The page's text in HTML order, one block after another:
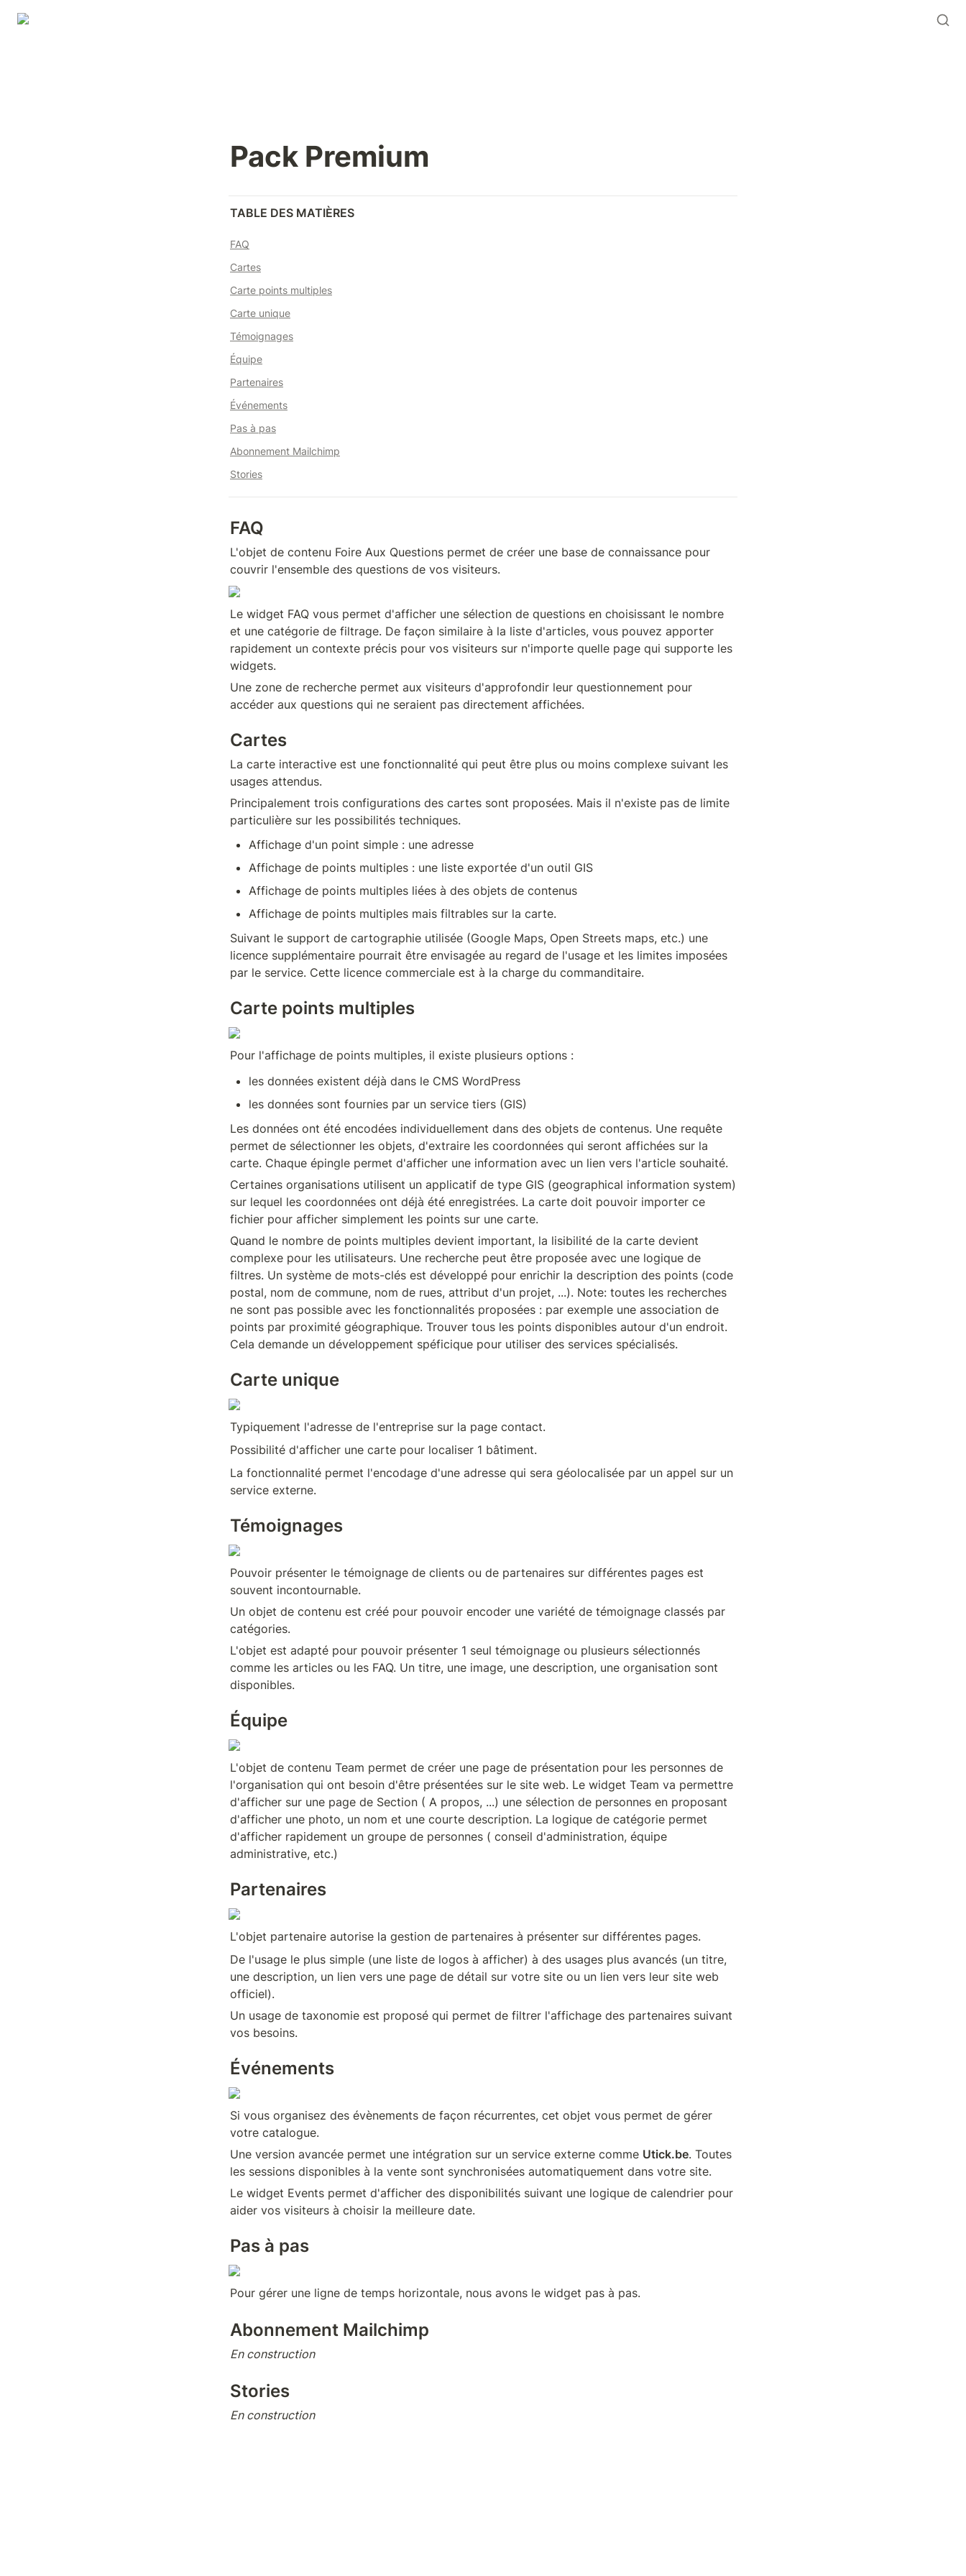
Pack Premium
TABLE DES MATIÈRES
FAQ
Cartes
Carte points multiples
Carte unique
Témoignages
Équipe
Partenaires
Événements
Pas à pas
Abonnement Mailchimp
Stories
FAQ
L'objet de contenu Foire Aux Questions permet de créer une base de connaissance pour
couvrir l'ensemble des questions de vos visiteurs.
Le widget FAQ vous permet d'afficher une sélection de questions en choisissant le nombre
et une catégorie de filtrage. De façon similaire à la liste d'articles, vous pouvez apporter
rapidement un contexte précis pour vos visiteurs sur n'importe quelle page qui supporte les
widgets.
Une zone de recherche permet aux visiteurs d'approfondir leur questionnement pour
accéder aux questions qui ne seraient pas directement affichées.
Cartes
La carte interactive est une fonctionnalité qui peut être plus ou moins complexe suivant les
usages attendus.
Principalement trois configurations des cartes sont proposées. Mais il n'existe pas de limite
particulière sur les possibilités techniques.
Affichage d'un point simple : une adresse
Affichage de points multiples : une liste exportée d'un outil GIS
Affichage de points multiples liées à des objets de contenus
Affichage de points multiples mais filtrables sur la carte.
Suivant le support de cartographie utilisée (Google Maps, Open Streets maps, etc.) une
licence supplémentaire pourrait être envisagée au regard de l'usage et les limites imposées
par le service. Cette licence commerciale est à la charge du commanditaire.
Carte points multiples
Pour l'affichage de points multiples, il existe plusieurs options :
les données existent déjà dans le CMS WordPress
les données sont fournies par un service tiers (GIS)
Les données ont été encodées individuellement dans des objets de contenus. Une requête
permet de sélectionner les objets, d'extraire les coordonnées qui seront affichées sur la
carte. Chaque épingle permet d'afficher une information avec un lien vers l'article souhaité.
Certaines organisations utilisent un applicatif de type GIS (geographical information system)
sur lequel les coordonnées ont déjà été enregistrées. La carte doit pouvoir importer ce
fichier pour afficher simplement les points sur une carte.
Quand le nombre de points multiples devient important, la lisibilité de la carte devient
complexe pour les utilisateurs. Une recherche peut être proposée avec une logique de
filtres. Un système de mots-clés est développé pour enrichir la description des points (code
postal, nom de commune, nom de rues, attribut d'un projet, ...). Note: toutes les recherches
ne sont pas possible avec les fonctionnalités proposées : par exemple une association de
points par proximité géographique. Trouver tous les points disponibles autour d'un endroit.
Cela demande un développement spéficique pour utiliser des services spécialisés.
Carte unique
Typiquement l'adresse de l'entreprise sur la page contact.
Possibilité d'afficher une carte pour localiser 1 bâtiment.
La fonctionnalité permet l'encodage d'une adresse qui sera géolocalisée par un appel sur un
service externe.
Témoignages
Pouvoir présenter le témoignage de clients ou de partenaires sur différentes pages est
souvent incontournable.
Un objet de contenu est créé pour pouvoir encoder une variété de témoignage classés par
catégories.
L'objet est adapté pour pouvoir présenter 1 seul témoignage ou plusieurs sélectionnés
comme les articles ou les FAQ. Un titre, une image, une description, une organisation sont
disponibles.
Équipe
L'objet de contenu Team permet de créer une page de présentation pour les personnes de
l'organisation qui ont besoin d'être présentées sur le site web. Le widget Team va permettre
d'afficher sur une page de Section ( A propos, ...) une sélection de personnes en proposant
d'afficher une photo, un nom et une courte description. La logique de catégorie permet
d'afficher rapidement un groupe de personnes ( conseil d'administration, équipe
administrative, etc.)
Partenaires
L'objet partenaire autorise la gestion de partenaires à présenter sur différentes pages.
De l'usage le plus simple (une liste de logos à afficher) à des usages plus avancés (un titre,
une description, un lien vers une page de détail sur votre site ou un lien vers leur site web
officiel).
Un usage de taxonomie est proposé qui permet de filtrer l'affichage des partenaires suivant
vos besoins.
Événements
Si vous organisez des évènements de façon récurrentes, cet objet vous permet de gérer
votre catalogue.
Une version avancée permet une intégration sur un service externe comme Utick.be. Toutes
les sessions disponibles à la vente sont synchronisées automatiquement dans votre site.
Le widget Events permet d'afficher des disponibilités suivant une logique de calendrier pour
aider vos visiteurs à choisir la meilleure date.
Pas à pas
Pour gérer une ligne de temps horizontale, nous avons le widget pas à pas.
Abonnement Mailchimp
En construction
Stories
En construction